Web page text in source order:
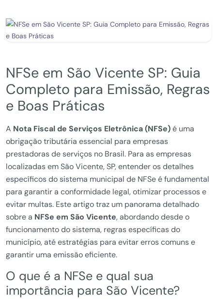
NFSe em São Vicente SP: Guia
Completo para Emissão, Regras
e Boas Práticas
A Nota Fiscal de Serviços Eletrônica (NFSe)é uma
obrigação tributária essencial para empresas
prestadoras de serviços no Brasil. Para as empresas
localizadas em São Vicente, SP, entender os detalhes
específicos do sistema municipal de NFSe é fundamental
para garantir a conformidade legal, otimizar processos e
evitar multas. Este artigo traz um panorama detalhado
sobre a NFSe em São Vicente, abordando desde o
funcionamento do sistema, regras específicas do
município, até estratégias para evitar erros comuns e
garantir uma emissão eficiente.
O que é a NFSe e qual sua
importância para São Vicente?